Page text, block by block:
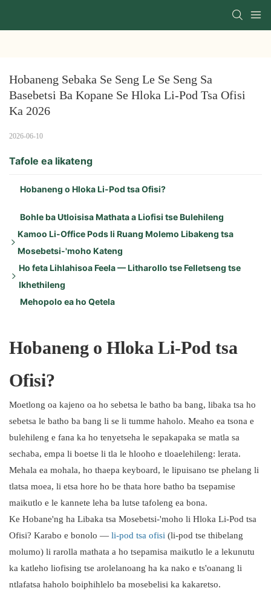
Hobaneng Sebaka Se Seng Le Se Seng Sa
Basebetsi Ba Kopane Se Hloka Li-Pod Tsa Ofisi
Ka 2026
2026-06-10
Tafole ea likateng
Hobaneng o Hloka Li-Pod tsa Ofisi?
Bohle ba Utloisisa Mathata a Liofisi tse Bulehileng
Kamoo Li-Office Pods li Ruang Molemo Libakeng tsa
Mosebetsi-'moho Kateng
Melemo ea Bohlokoa:
Thibelo e Hlollang ea Molumo:
Likhetho tsa Bokhoni bo Tenyetsehang:
Ho feta Lihlahisoa Feela — Litharollo tse Felletseng tse
Ikhethileng
Melemo e meng e kenyelletsa:
Mehopolo ea ho Qetela
Hobaneng o Hloka Li-Pod tsa
Ofisi?
Moetlong oa kajeno oa ho sebetsa le batho ba bang, libaka tsa ho
sebetsa le batho ba bang li se li tumme haholo. Meaho ea tsona e
bulehileng e fana ka ho tenyetseha le sepakapaka se matla sa
sechaba, empa li boetse li tla le hlooho e tloaelehileng: lerata.
Mehala ea mohala, ho thaepa keyboard, le lipuisano tse phelang li
tlatsa moea, li etsa hore ho be thata hore batho ba tsepamise
maikutlo e le kannete leha ba lutse tafoleng ea bona.
Ke Hobane'ng ha Libaka tsa Mosebetsi-'moho li Hloka Li-Pod tsa
Ofisi? Karabo e bonolo — li-pod tsa ofisi (li-pod tse thibelang
molumo) li rarolla mathata a ho tsepamisa maikutlo le a lekunutu
ka katleho liofising tse arolelanoang ha ka nako e ts'oanang li
ntlafatsa haholo boiphihlelo ba mosebelisi ka kakaretso.